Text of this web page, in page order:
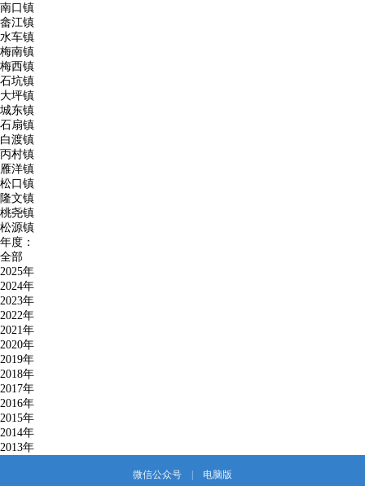
南口镇
畲江镇
水车镇
梅南镇
梅西镇
石坑镇
大坪镇
城东镇
石扇镇
白渡镇
丙村镇
雁洋镇
松口镇
隆文镇
桃尧镇
松源镇
年度：
全部
2025年
2024年
2023年
2022年
2021年
2020年
2019年
2018年
2017年
2016年
2015年
2014年
2013年
微信公众号 电脑版